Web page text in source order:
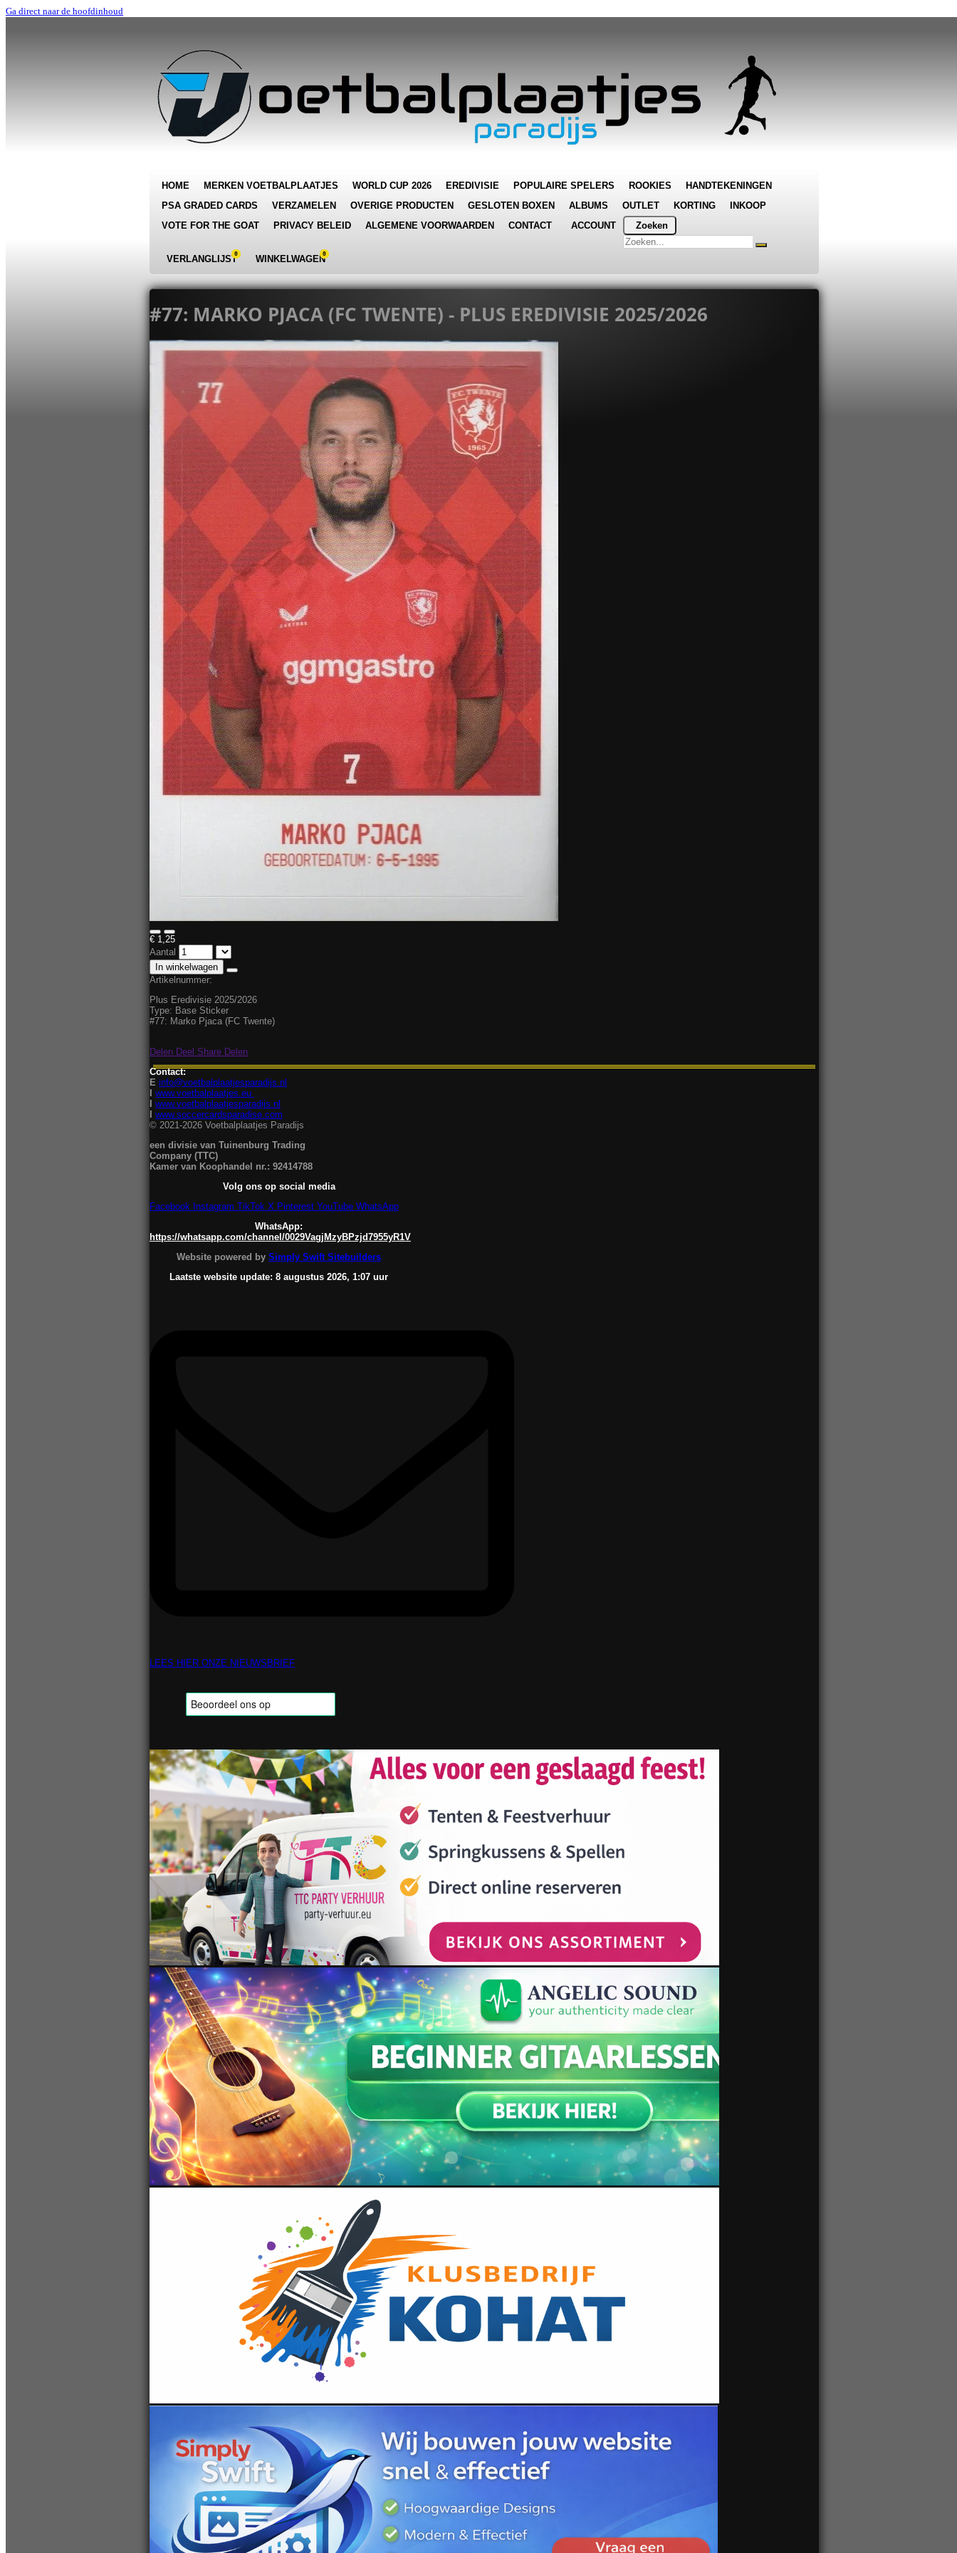
Ga direct naar de hoofdinhoud
HOME MERKEN VOETBALPLAATJES WORLD CUP 2026 EREDIVISIE POPULAIRE SPELERS ROOKIES
HANDTEKENINGEN
PSA GRADED CARDS
VERZAMELEN OVERIGE PRODUCTEN GESLOTEN BOXEN ALBUMS OUTLET KORTING
INKOOP
VOTE FOR THE GOAT
PRIVACY BELEID ALGEMENE VOORWAARDEN CONTACT ACCOUNT Zoeken
0
VERLANGLIJST 0
WINKELWAGEN
#77: MARKO PJACA (FC TWENTE) - PLUS EREDIVISIE 2025/2026
€ 1,25
Aantal
In winkelwagen
Artikelnummer:
Plus Eredivisie 2025/2026
Type: Base Sticker
#77: Marko Pjaca (FC Twente)
Delen Deel Share Delen
Contact:
E info@voetbalplaatjesparadijs.nl
www.voetbalplaatjes.eu
www.voetbalplaatjesparadijs.nl
www.soccercardsparadise.com
© 2021-2026 Voetbalplaatjes Paradijs
een divisie van Tuinenburg Trading
Company (TTC)
Kamer van Koophandel nr.: 92414788
Volg ons op social media
Facebook Instagram TikTok X Pinterest YouTube WhatsApp
WhatsApp:
https://whatsapp.com/channel/0029VagjMzyBPzjd7955yR1V
Website powered bySimply Swift Sitebuilders
Laatste website update: 8 augustus 2026, 1:07uur
LEES HIER ONZE NIEUWSBRIEF